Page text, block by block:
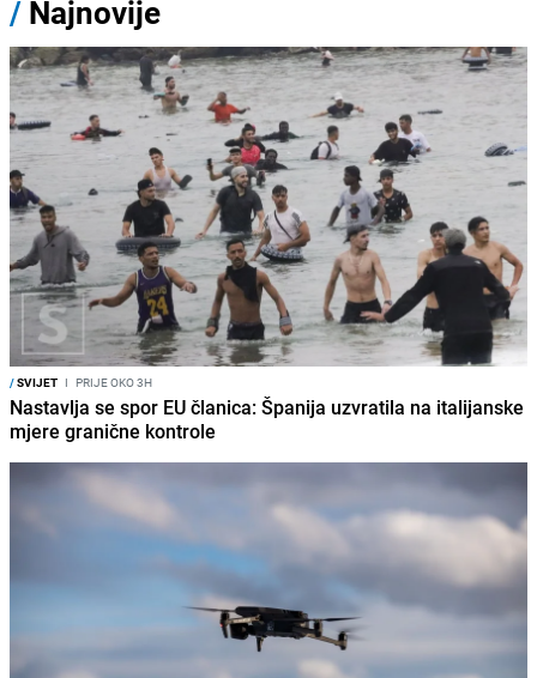
/ Najnovije
/SVIJET I PRIJE OKO 3H
Nastavlja se spor EU članica: Španija uzvratila na italijanske
mjere granične kontrole